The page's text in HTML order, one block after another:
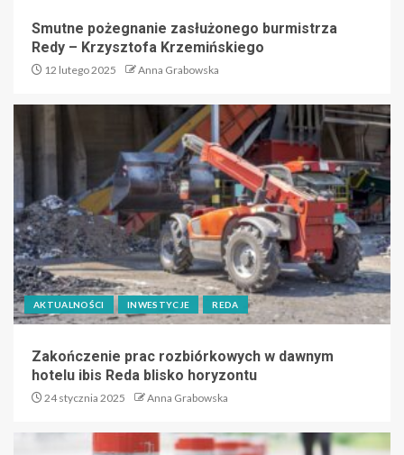
Smutne pożegnanie zasłużonego burmistrza
Redy – Krzysztofa Krzemińskiego
12 lutego 2025 Anna Grabowska
AKTUALNOŚCI INWESTYCJE REDA
Zakończenie prac rozbiórkowych w dawnym
hotelu ibis Reda blisko horyzontu
24 stycznia 2025 Anna Grabowska